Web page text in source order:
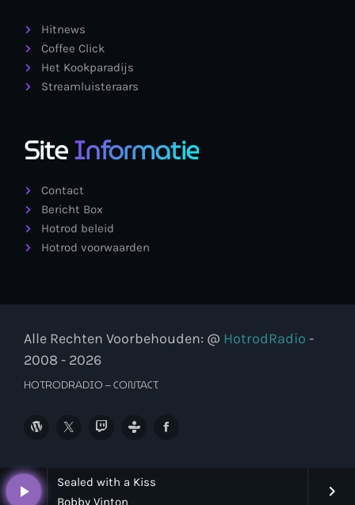
play_arrow
Sealed with a Kiss
Bobby Vinton
keyboard_arrow_right
Hitnews
Coffee Click
Het Kookparadijs
Streamluisteraars
SiteInformatie
Contact
Bericht Box
Hotrod beleid
Hotrod voorwaarden
Alle Rechten Voorbehouden: @ HotrodRadio -
2008 - 2026
HOTRODRADIO – CONTACT